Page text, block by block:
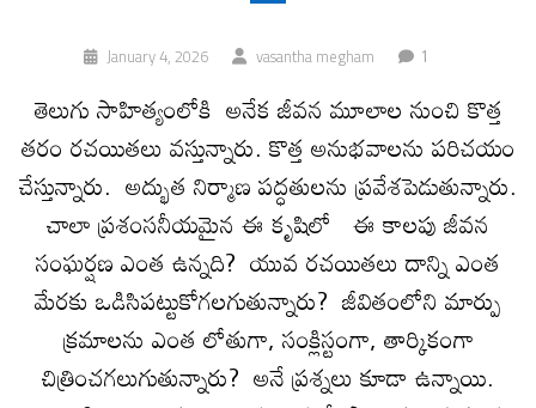
January 4, 2026 vasantha megham 1
తెలుగు సాహిత్యంలోకి అనేక జీవ‌న మూలాల నుంచి కొత్త
త‌రం ర‌చ‌యిత‌లు వ‌స్తున్నారు. కొత్త అనుభ‌వాలను ప‌రిచ‌యం
చేస్తున్నారు. అద్భుత నిర్మాణ ప‌ద్ధ‌తుల‌ను ప్ర‌వేశ‌పెడుతున్నారు.
చాలా ప్ర‌శంస‌నీయ‌మైన ఈ కృషిలో ఈ కాలపు జీవ‌న
సంఘ‌ర్ష‌ణ ఎంత ఉన్న‌ది? యువ ర‌చ‌యిత‌లు దాన్ని ఎంత
మేర‌కు ఒడిసిపట్టుకోగ‌ల‌గుతున్నారు? జీవితంలోని మార్పు
క్ర‌మాల‌ను ఎంత లోతుగా, సంక్లిస్టంగా, తార్కికంగా
చిత్రించ‌గ‌లుగుతున్నారు? అనే ప్ర‌శ్నలు కూడా ఉన్నాయి.